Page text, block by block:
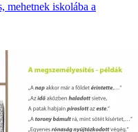
mehetnek iskolába a